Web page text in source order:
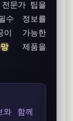
문가 팁을
수 정보를
이 가능한
제품을
와 함께